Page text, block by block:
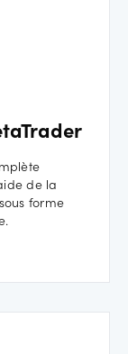
de la
forme